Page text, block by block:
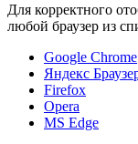
Для корректного
любой браузер из
Google Chrome
Яндекс
Firefox
Opera
MS Edge